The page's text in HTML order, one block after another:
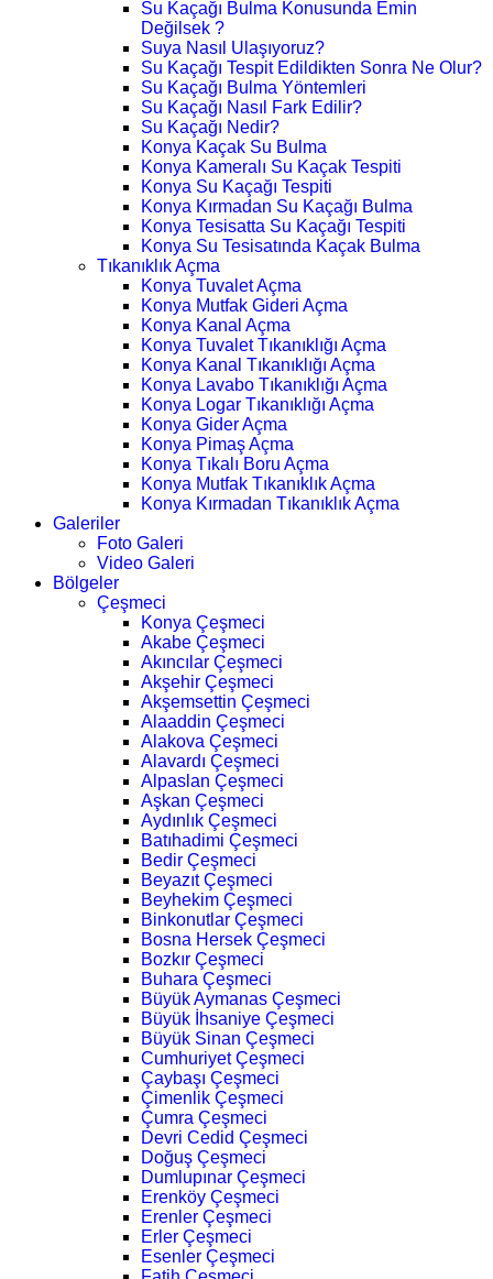
Su Kaçağı Bulma Konusunda Emin
Değilsek ?
Suya Nasıl Ulaşıyoruz?
Su Kaçağı Tespit Edildikten Sonra Ne Olur?
Su Kaçağı Bulma Yöntemleri
Su Kaçağı Nasıl Fark Edilir?
Su Kaçağı Nedir?
Konya Kaçak Su Bulma
Konya Kameralı Su Kaçak Tespiti
Konya Su Kaçağı Tespiti
Konya Kırmadan Su Kaçağı Bulma
Konya Tesisatta Su Kaçağı Tespiti
Konya Su Tesisatında Kaçak Bulma
Tıkanıklık Açma
Konya Tuvalet Açma
Konya Mutfak Gideri Açma
Konya Kanal Açma
Konya Tuvalet Tıkanıklığı Açma
Konya Kanal Tıkanıklığı Açma
Konya Lavabo Tıkanıklığı Açma
Konya Logar Tıkanıklığı Açma
Konya Gider Açma
Konya Pimaş Açma
Konya Tıkalı Boru Açma
Konya Mutfak Tıkanıklık Açma
Konya Kırmadan Tıkanıklık Açma
Galeriler
Foto Galeri
Video Galeri
Bölgeler
Çeşmeci
Konya Çeşmeci
Akabe Çeşmeci
Akıncılar Çeşmeci
Akşehir Çeşmeci
Akşemsettin Çeşmeci
Alaaddin Çeşmeci
Alakova Çeşmeci
Alavardı Çeşmeci
Alpaslan Çeşmeci
Aşkan Çeşmeci
Aydınlık Çeşmeci
Batıhadimi Çeşmeci
Bedir Çeşmeci
Beyazıt Çeşmeci
Beyhekim Çeşmeci
Binkonutlar Çeşmeci
Bosna Hersek Çeşmeci
Bozkır Çeşmeci
Buhara Çeşmeci
Büyük Aymanas Çeşmeci
Büyük İhsaniye Çeşmeci
Büyük Sinan Çeşmeci
Cumhuriyet Çeşmeci
Çaybaşı Çeşmeci
Çimenlik Çeşmeci
Çumra Çeşmeci
Devri Cedid Çeşmeci
Doğuş Çeşmeci
Dumlupınar Çeşmeci
Erenköy Çeşmeci
Erenler Çeşmeci
Erler Çeşmeci
Esenler Çeşmeci